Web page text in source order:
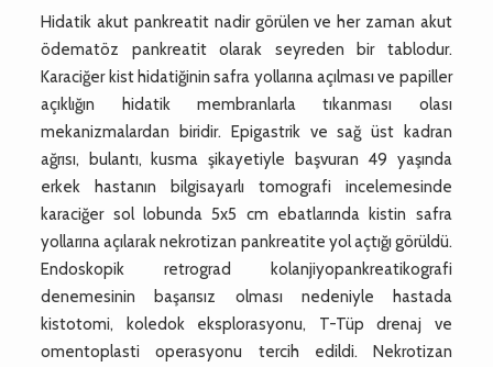
Hidatik akut pankreatit nadir görülen ve her zaman akut
ödematöz pankreatit olarak seyreden bir tablodur.
Karaciğer kist hidatiğinin safra yollarına açılması ve papiller
açıklığın hidatik membranlarla tıkanması olası
mekanizmalardan biridir. Epigastrik ve sağ üst kadran
ağrısı, bulantı, kusma şikayetiyle başvuran 49 yaşında
erkek hastanın bilgisayarlı tomografi incelemesinde
karaciğer sol lobunda 5x5 cm ebatlarında kistin safra
yollarına açılarak nekrotizan pankreatite yol açtığı görüldü.
Endoskopik retrograd kolanjiyopankreatikografi
denemesinin başarısız olması nedeniyle hastada
kistotomi, koledok eksplorasyonu, T-Tüp drenaj ve
omentoplasti operasyonu tercih edildi. Nekrotizan